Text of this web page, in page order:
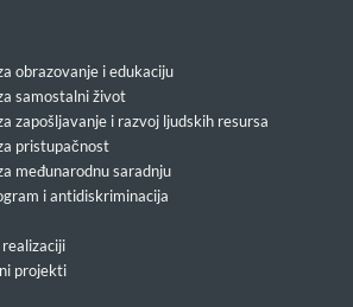
obrazovanje i edukaciju
samostalni život
zapošljavanje i razvoj ljudskih resursa
pristupačnost
međunarodnu saradnju
i antidiskriminacija
projekti